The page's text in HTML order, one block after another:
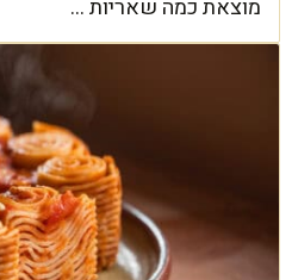
מוצאת כמה שאריות ...